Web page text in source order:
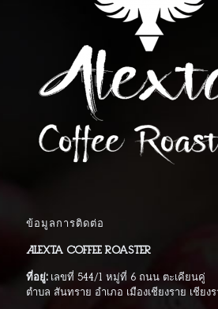
ข้อมูลการติดต่อ
Alexta Coffee Roaster
ที่อยู่:เลขที่ 544/1 หมู่ที่ 6 ถนน ตะเคียนคู่
ตำบล สันทราย อำเภอ เมืองเชียงราย เชียง